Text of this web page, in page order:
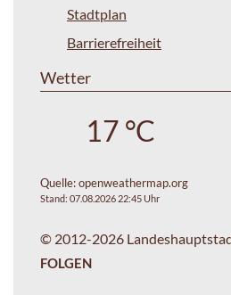
Stadtplan
Barrierefreiheit
Wetter
17 °C
Quelle:openweathermap.org
Stand: 07.08.2026 22:45 Uhr
© 2012-2026
FOLGEN